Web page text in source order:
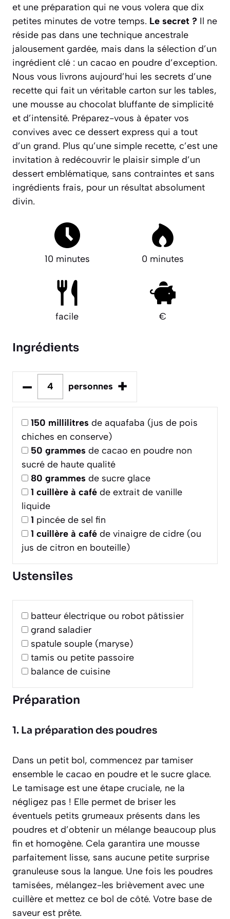
et une préparation qui ne vous volera que dix
petites minutes de votre temps. Le secret ? Il ne
réside pas dans une technique ancestrale
jalousement gardée, mais dans la sélection d’un
ingrédient clé : un cacao en poudre d’exception.
Nous vous livrons aujourd’hui les secrets d’une
recette qui fait un véritable carton sur les tables,
une mousse au chocolat bluffante de simplicité
et d’intensité. Préparez-vous à épater vos
convives avec ce dessert express qui a tout
d’un grand. Plus qu’une simple recette, c’est une
invitation à redécouvrir le plaisir simple d’un
dessert emblématique, sans contraintes et sans
ingrédients frais, pour un résultat absolument
divin.
10 minutes 0 minutes
facile €
Ingrédients
– personnes +
150 millilitres de aquafaba (jus de pois
chiches en conserve)
50 grammes de cacao en poudre non
sucré de haute qualité
80 grammes de sucre glace
1 cuillère à café de extrait de vanille
liquide
1 pincée de sel fin
1 cuillère à café de vinaigre de cidre (ou
jus de citron en bouteille)
Ustensiles
batteur électrique ou robot pâtissier
grand saladier
spatule souple (maryse)
tamis ou petite passoire
balance de cuisine
Préparation
1. La préparation des poudres
Dans un petit bol, commencez par tamiser
ensemble le cacao en poudre et le sucre glace.
Le tamisage est une étape cruciale, ne la
négligez pas ! Elle permet de briser les
éventuels petits grumeaux présents dans les
poudres et d’obtenir un mélange beaucoup plus
fin et homogène. Cela garantira une mousse
parfaitement lisse, sans aucune petite surprise
granuleuse sous la langue. Une fois les poudres
tamisées, mélangez-les brièvement avec une
cuillère et mettez ce bol de côté. Votre base de
saveur est prête.